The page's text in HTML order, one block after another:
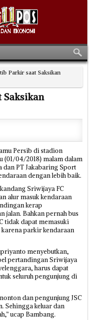
Parkir saat Saksikan
Persib di stadion
(01/04/2018) malam dalam
dan PT Jakabaring Sport
dengan lebih baik.
Sriwijaya FC
alur masuk kendaraan
kerap
jalan. Bahkan pernah bus
tidak dapat memasuki
parkir kendaraan
menyebutkan,
pertandingan Sriwijaya
harus dapat
seluruh pengunjung di
dan pengunjung JSC
Sehingga keluar dan
ucap Bambang.